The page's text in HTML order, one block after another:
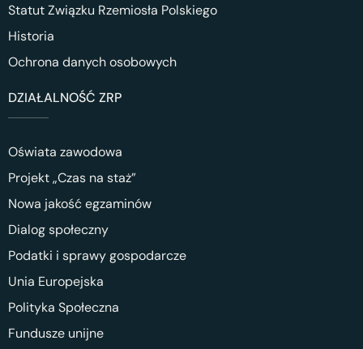
Statut Związku Rzemiosła Polskiego
Historia
Ochrona danych osobowych
DZIAŁALNOŚĆ ZRP
Oświata zawodowa
Projekt „Czas na staż”
Nowa jakość egzaminów
Dialog społeczny
Podatki i sprawy gospodarcze
Unia Europejska
Polityka Społeczna
Fundusze unijne